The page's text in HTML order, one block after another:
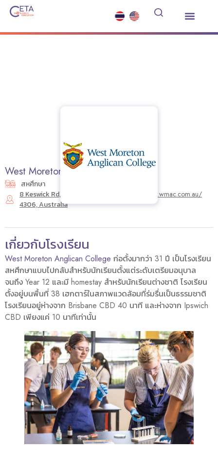
West Moreton Anglican College
สหศึกษา
8 Keswick Rd, Karrabin QLD
4306, Australia
https://www.wmac.com.au/
เกี่ยวกับโรงเรียน
West Moreton Anglican College ก่อตั้งมากว่า 31 ปี เป็นโรงเรียน
สหศึกษาแบบไปกลับสำหรับนักเรียนตั้งแต่ระดับเตรียมอนุบาล
จนถึง Year 12 และมี homestay สำหรับนักเรียนต่างชาติ โรงเรียน
ตั้งอยู่บนพื้นที่ 38 เฮกตาร์ในสภาพแวดล้อมที่ร่มรื่นเป็นธรรมชาติ
โรงเรียนอยู่ห่างจาก Brisbane CBD 40 นาที และห่างจาก Ipswich
CBD เพียงแค่ 10 นาทีเท่านั้น